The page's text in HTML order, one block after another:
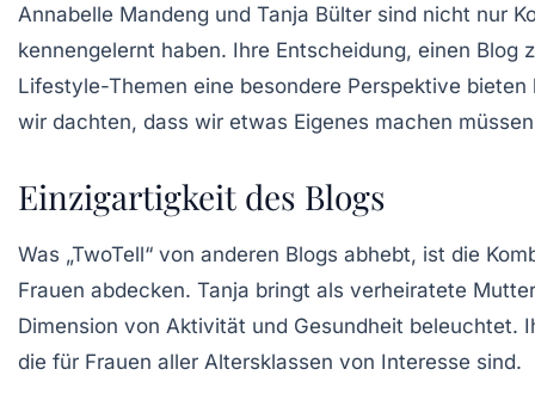
Annabelle Mandeng und Tanja Bülter sind nicht nur
kennengelernt haben. Ihre Entscheidung, einen
Lifestyle-Themen eine besondere Perspektive
wir dachten, dass wir etwas Eigenes machen
Einzigartigkeit des Blogs
Was „TwoTell“ von anderen Blogs abhebt, ist die
Frauen abdecken. Tanja bringt als verheiratete
Dimension von Aktivität und Gesundheit beleuchtet.
die für Frauen aller Altersklassen von Interesse sind.